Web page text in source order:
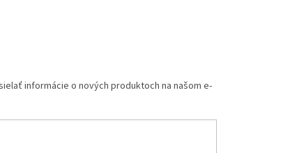
informácie o nových produktoch na našom e-